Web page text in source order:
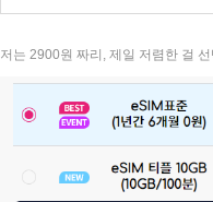
저는 2900원 짜리, 제일 저렴한 걸